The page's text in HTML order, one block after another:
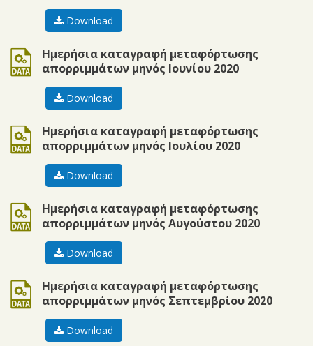
Download
Ημερήσια καταγραφή μεταφόρτωσης
απορριμμάτων μηνός Ιουνίου 2020
ods
Download
Ημερήσια καταγραφή μεταφόρτωσης
απορριμμάτων μηνός Ιουλίου 2020
ods
Download
Ημερήσια καταγραφή μεταφόρτωσης
απορριμμάτων μηνός Αυγούστου 2020
ods
Download
Ημερήσια καταγραφή μεταφόρτωσης
απορριμμάτων μηνός Σεπτεμβρίου 2020
ods
Download